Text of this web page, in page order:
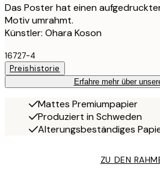
Das Poster hat einen
Motiv umrahmt.
Künstler: Ohara Koson
16727-4
Preishistorie
Erfahre mehr über
Mattes Premiumpapier
Produziert in Schweden
Alterungsbeständiges
ZU DEN